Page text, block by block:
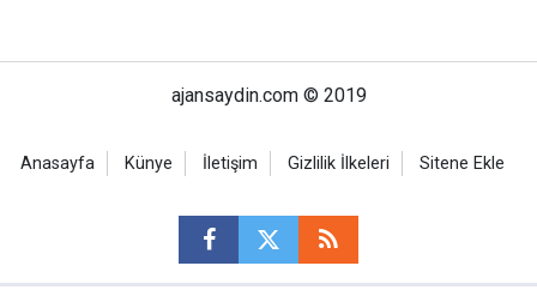
ajansaydin.com © 2019
Anasayfa Künye İletişim Gizlilik İlkeleri Sitene Ekle